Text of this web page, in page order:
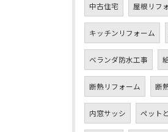
中古住宅 屋根リフ
キッチンリフォーム
ベランダ防水工事
断熱リフォーム 断
内窓サッシ ペット